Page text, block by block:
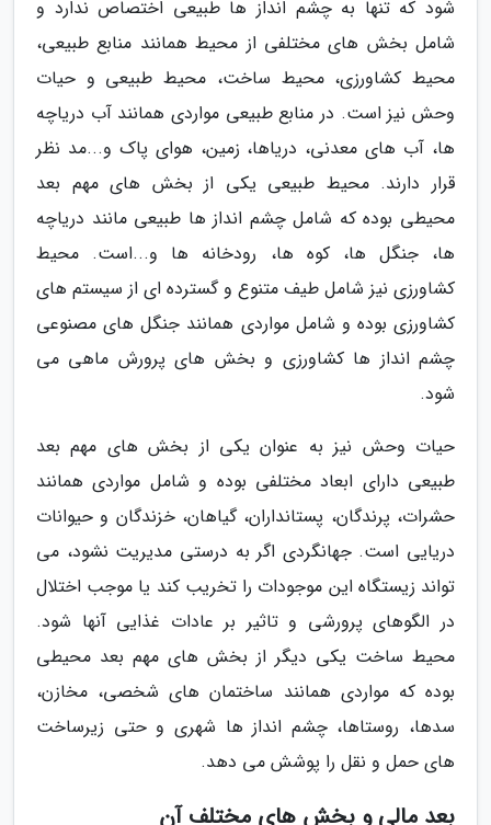
شود که تنها به چشم انداز ها طبیعی اختصاص ندارد و
شامل بخش های مختلفی از محیط همانند منابع طبیعی،
محیط کشاورزی، محیط ساخت، محیط طبیعی و حیات
وحش نیز است. در منابع طبیعی مواردی همانند آب دریاچه
ها، آب های معدنی، دریاها، زمین، هوای پاک و...مد نظر
قرار دارند. محیط طبیعی یکی از بخش های مهم بعد
محیطی بوده که شامل چشم انداز ها طبیعی مانند دریاچه
ها، جنگل ها، کوه ها، رودخانه ها و...است. محیط
کشاورزی نیز شامل طیف متنوع و گسترده ای از سیستم های
کشاورزی بوده و شامل مواردی همانند جنگل های مصنوعی
چشم انداز ها کشاورزی و بخش های پرورش ماهی می
شود.
حیات وحش نیز به عنوان یکی از بخش های مهم بعد
طبیعی دارای ابعاد مختلفی بوده و شامل مواردی همانند
حشرات، پرندگان، پستانداران، گیاهان، خزندگان و حیوانات
دریایی است. جهانگردی اگر به درستی مدیریت نشود، می
تواند زیستگاه این موجودات را تخریب کند یا موجب اختلال
در الگوهای پرورشی و تاثیر بر عادات غذایی آنها شود.
محیط ساخت یکی دیگر از بخش های مهم بعد محیطی
بوده که مواردی همانند ساختمان های شخصی، مخازن،
سدها، روستاها، چشم انداز ها شهری و حتی زیرساخت
های حمل و نقل را پوشش می دهد.
بعد مالی و بخش های مختلف آن